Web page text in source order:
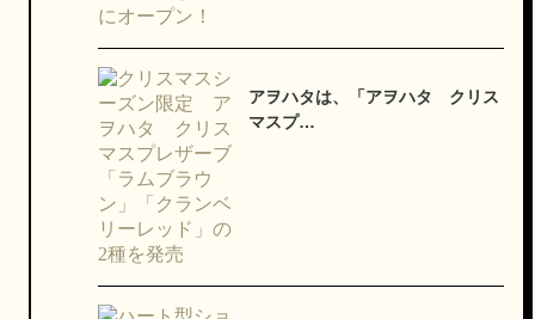
アヲハタは、「アヲハタ クリス
マスプ…